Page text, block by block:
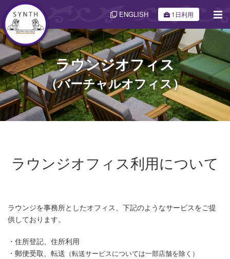
ENGLISH 1日利用
ラウンジオフィス
（バーチャルオフィス）
ラウンジオフィス利用について
ラウンジを事務所としたオフィス、下記のようなサービスをご提
供しております。
・住所登記、住所利用
・郵便受取、転送 （転送サービスについては一部店舗を除く）